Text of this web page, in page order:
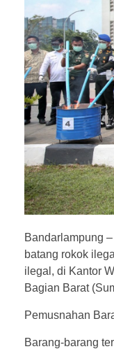
Bandarlampung
batang rokok
ilegal, di Kantor
Bagian Barat
Pemusnahan
Barang-barang